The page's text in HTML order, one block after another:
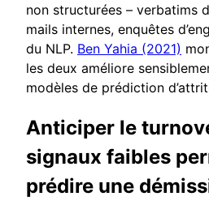
non structurées – verbatims
mails internes, enquêtes
du NLP. Ben Yahia (2021)
les deux améliore
modèles de prédiction
Anticiper le
signaux faibles
prédire une